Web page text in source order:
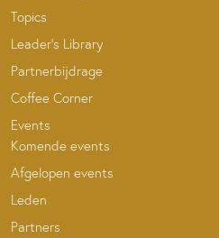
Topics
Leader’s Library
Partnerbijdrage
Coffee Corner
Events
Komende events
Afgelopen events
Leden
Partners